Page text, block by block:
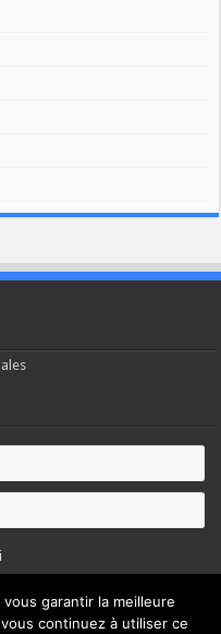
garantir la meilleure
continuez à utiliser ce